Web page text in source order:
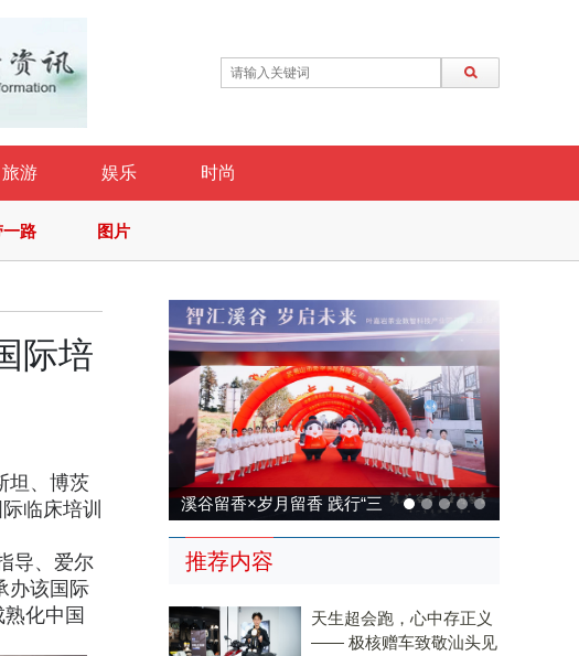
旅游 娱乐 时尚
路 图片
际培
坦、博茨
临床培训
导、爱尔
办该国际
化中国
留香 践行“三
溪谷留香×岁月留香 践行“三
茶统筹”，传承传统，科技兴
推荐内容
天生超会跑，心中存正义
—— 极核赠车致敬汕头见